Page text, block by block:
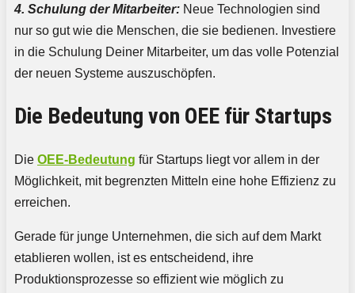
4. Schulung der Mitarbeiter: Neue Technologien sind
nur so gut wie die Menschen, die sie bedienen. Investiere
in die Schulung Deiner Mitarbeiter, um das volle Potenzial
der neuen Systeme auszuschöpfen.
Die Bedeutung von OEE für Startups
Die OEE-Bedeutung für Startups liegt vor allem in der
Möglichkeit, mit begrenzten Mitteln eine hohe Effizienz zu
erreichen.
Gerade für junge Unternehmen, die sich auf dem Markt
etablieren wollen, ist es entscheidend, ihre
Produktionsprozesse so effizient wie möglich zu